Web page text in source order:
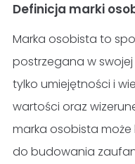
Definicja marki
Marka osobista to
postrzegana w
tylko umiejętności i
wartości oraz
marka osobista
do budowania